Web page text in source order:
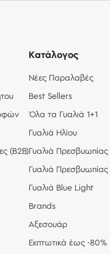
(Β2Β)
Κατάλογος
Νέες Παραλαβές
Best Sellers
Όλα τα Γυαλιά 1+1
Γυαλιά Ηλίου
Γυαλιά Πρεσβυωπίας
Γυαλιά
Γυαλιά Blue Light
Brands
Αξεσουάρ
Εκπτωτικά έως -80%